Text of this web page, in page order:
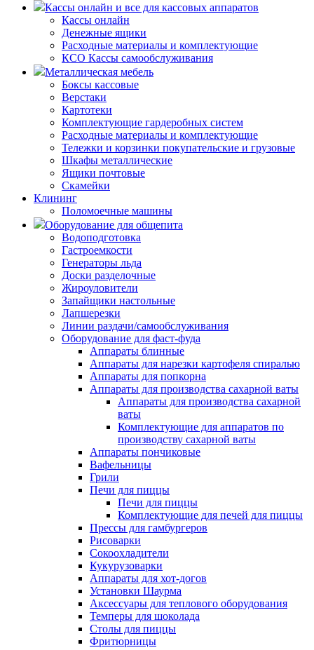
Кассы онлайн и все для кассовых аппаратов
Кассы онлайн
Денежные ящики
Расходные материалы и комплектующие
КСО Кассы самообслуживания
Металлическая мебель
Боксы кассовые
Верстаки
Картотеки
Комплектующие гардеробных систем
Расходные материалы и комплектующие
Тележки и корзинки покупательские и грузовые
Шкафы металлические
Ящики почтовые
Скамейки
Клининг
Поломоечные машины
Оборудование для общепита
Водоподготовка
Гастроемкости
Генераторы льда
Доски разделочные
Жироуловители
Запайщики настольные
Лапшерезки
Линии раздачи/самообслуживания
Оборудование для фаст-фуда
Аппараты блинные
Аппараты для нарезки картофеля спиралью
Аппараты для попкорна
Аппараты для производства сахарной ваты
Аппараты для производства сахарной
ваты
Комплектующие для аппаратов по
производству сахарной ваты
Аппараты пончиковые
Вафельницы
Грили
Печи для пиццы
Печи для пиццы
Комплектующие для печей для пиццы
Прессы для гамбургеров
Рисоварки
Сокоохладители
Кукурузоварки
Аппараты для хот-догов
Установки Шаурма
Аксессуары для теплового оборудования
Темперы для шоколада
Столы для пиццы
Фритюрницы